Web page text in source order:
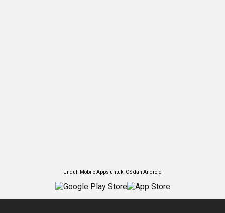
Unduh Mobile Apps untuk iOS dan Android